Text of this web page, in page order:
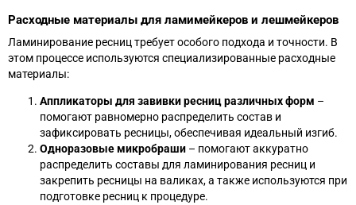
Расходные материалы для ламимейкеров и лешмейкеров
Ламинирование ресниц требует особого подхода и точности. В
этом процессе используются специализированные расходные
материалы:
Аппликаторы для завивки ресниц различных форм –
помогают равномерно распределить состав и
зафиксировать ресницы, обеспечивая идеальный изгиб.
Одноразовые микробраши – помогают аккуратно
распределить составы для ламинирования ресниц и
закрепить ресницы на валиках, а также используются при
подготовке ресниц к процедуре.